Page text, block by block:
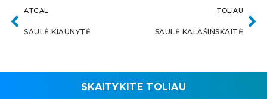
ATGAL
SAULĖ KIAUNYTĖ
TOLIAU
SAULĖ KALAŠINSKAITĖ
SKAITYKITE TOLIAU